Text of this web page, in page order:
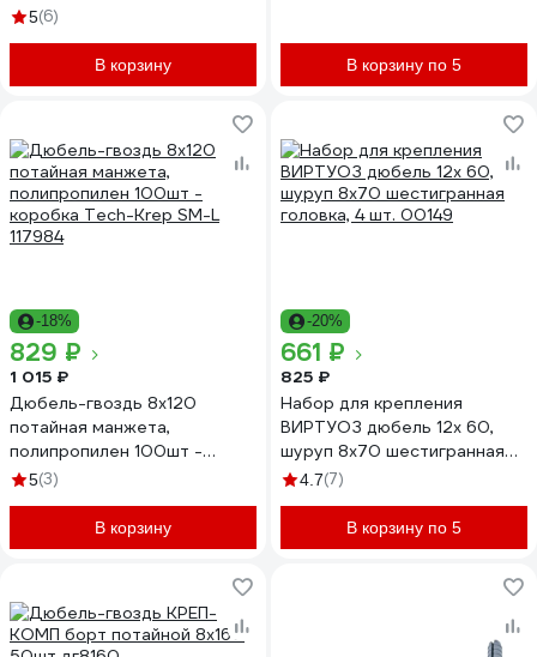
500 шт. 154276
5(6)
В корзину В корзину по 5
-18%
829 ₽
1 015 ₽
Дюбель-гвоздь 8х120
потайная манжета,
полипропилен 100шт -
коробка Tech-Krep SM-L
5(3)
В корзину
-20%
661 ₽
825 ₽
Набор для крепления
ВИРТУОЗ дюбель 12х 60,
шуруп 8х70 шестигранная
головка, 4 шт. 00149
4.7(7)
В корзину по 5